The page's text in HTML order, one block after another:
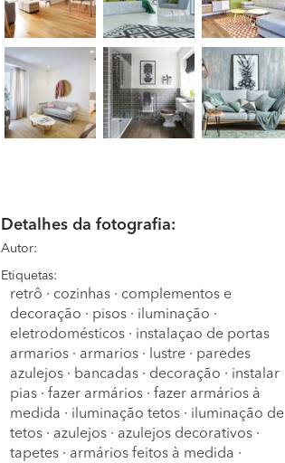
Detalhes da fotografia:
Autor:
Etiquetas:
retrô · cozinhas · complementos e
decoração · pisos · iluminação ·
eletrodomésticos · instalaçao de portas
armarios · armarios · lustre · paredes
azulejos · bancadas · decoração · instalar
pias ·fazer armários ·fazer armários à
medida · iluminação tetos · iluminação de
tetos · azulejos · azulejos decorativos ·
tapetes · armários feitos à medida ·